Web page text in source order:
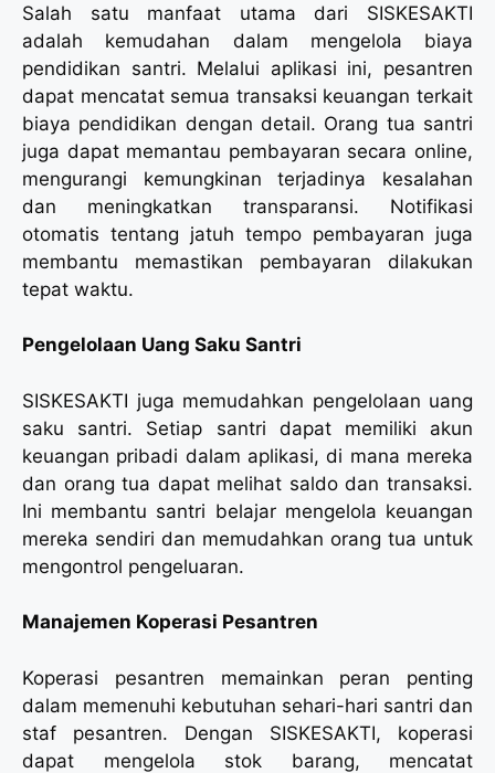
Salah satu manfaat utama dari SISKESAKTI
adalah kemudahan dalam mengelola biaya
pendidikan santri. Melalui aplikasi ini, pesantren
dapat mencatat semua transaksi keuangan terkait
biaya pendidikan dengan detail. Orang tua santri
juga dapat memantau pembayaran secara online,
mengurangi kemungkinan terjadinya kesalahan
dan meningkatkan transparansi. Notifikasi
otomatis tentang jatuh tempo pembayaran juga
membantu memastikan pembayaran dilakukan
tepat waktu.
Pengelolaan Uang Saku Santri
SISKESAKTI juga memudahkan pengelolaan uang
saku santri. Setiap santri dapat memiliki akun
keuangan pribadi dalam aplikasi, di mana mereka
dan orang tua dapat melihat saldo dan transaksi.
Ini membantu santri belajar mengelola keuangan
mereka sendiri dan memudahkan orang tua untuk
mengontrol pengeluaran.
Manajemen Koperasi Pesantren
Koperasi pesantren memainkan peran penting
dalam memenuhi kebutuhan sehari-hari santri dan
staf pesantren. Dengan SISKESAKTI, koperasi
dapat mengelola stok barang, mencatat